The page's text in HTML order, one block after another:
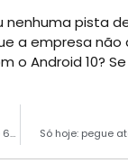
pista
a empresa não
Android 10?
Exagero? Samsung tem planos de lançar sensor de câmera de 600MP Só hoje: pegue